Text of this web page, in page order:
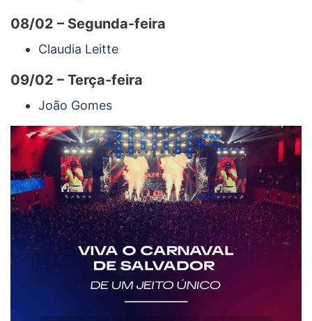
08/02 – Segunda-feira
Claudia Leitte
09/02 – Terça-feira
João Gomes